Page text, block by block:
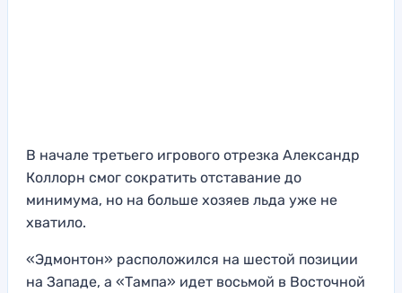
В начале третьего игрового отрезка Александр
Коллорн смог сократить отставание до
минимума, но на больше хозяев льда уже не
хватило.
«Эдмонтон» расположился на шестой позиции
на Западе, а «Тампа» идет восьмой в Восточной